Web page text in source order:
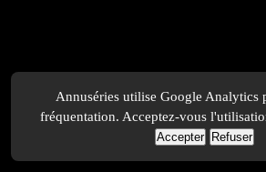
Annuséries utilise Google Analytics
fréquentation. Acceptez-vous
Accepter Refuser